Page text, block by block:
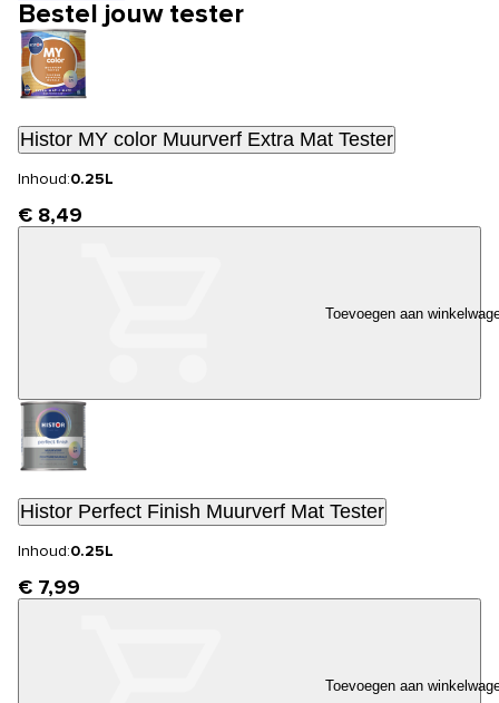
Bestel jouw tester
Histor MY color Muurverf Extra Mat Tester
Inhoud:0.25L
€ 8,49
Toevoegen aan
Histor Perfect Finish Muurverf Mat Tester
Inhoud:0.25L
€ 7,99
Toevoegen aan